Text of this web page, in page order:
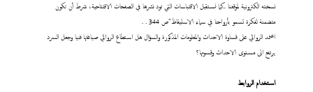
نسخته الكترونية لموقعنا ..كما نستقبل الاقتباسات التي تود نشرها في الصفحات الافتتاحية، شرط أن تكون
متضمنة لفكرة تسمو بأرواحنا في سماء الاستيقاظ"ص 344 . .
اعتمد الروائي على قساوة الاحداث والمعلومات المذكورة والسؤال هل استطاع الروائي صياغتها فنيا وجعل السرد
يرتفع الى مستوى الاحداث وقسوتها؟
استخدام الروابط